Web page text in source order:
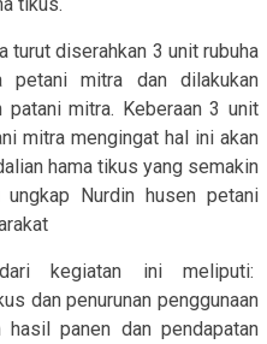
turut diserahkan 3 unit rubuha
petani mitra dan dilakukan
patani mitra. Keberaan 3 unit
mitra mengingat hal ini akan
hama tikus yang semakin
Nurdin husen petani
kegiatan ini meliputi:
dan penurunan penggunaan
panen dan pendapatan